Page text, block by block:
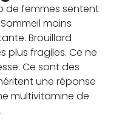
de femmes sentent
moins
Brouillard
plus fragiles. Ce ne
Ce sont des
une réponse
multivitamine de